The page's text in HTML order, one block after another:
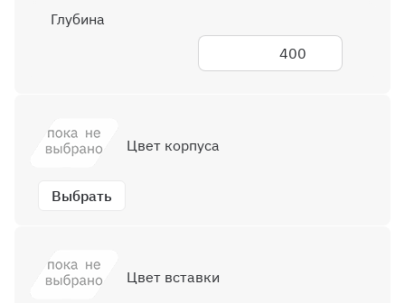
Глубина
400
Выбрать
Цвет корпуса
Цвет вставки